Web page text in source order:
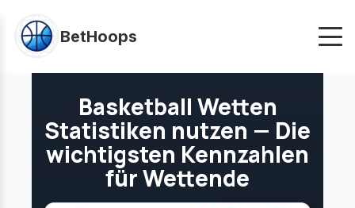
BetHoops
UPDATED:
Basketball Wetten
Statistiken nutzen — Die
wichtigsten Kennzahlen
für Wettende